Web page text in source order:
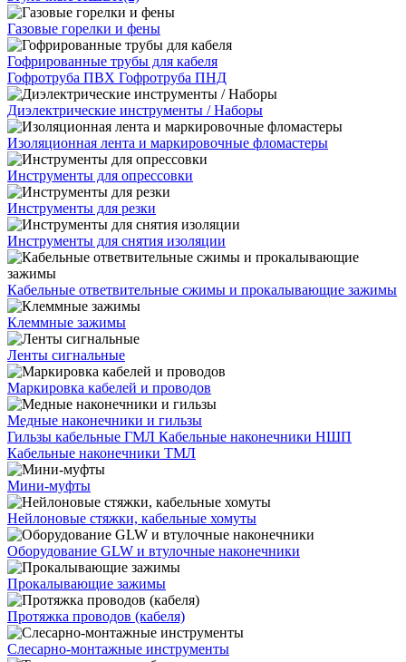
Газовые горелки и фены
Гофрированные трубы для кабеля
Гофротруба ПВХ Гофротруба ПНД
Диэлектрические инструменты / Наборы
Изоляционная лента и маркировочные фломастеры
Инструменты для опрессовки
Инструменты для резки
Инструменты для снятия изоляции
Кабельные ответвительные сжимы и прокалывающие зажимы
Клеммные зажимы
Ленты сигнальные
Маркировка кабелей и проводов
Медные наконечники и гильзы
Гильзы кабельные ГМЛ Кабельные наконечники НШП
Кабельные наконечники ТМЛ
Мини-муфты
Нейлоновые стяжки, кабельные хомуты
Оборудование GLW и втулочные наконечники
Прокалывающие зажимы
Протяжка проводов (кабеля)
Слесарно-монтажные инструменты